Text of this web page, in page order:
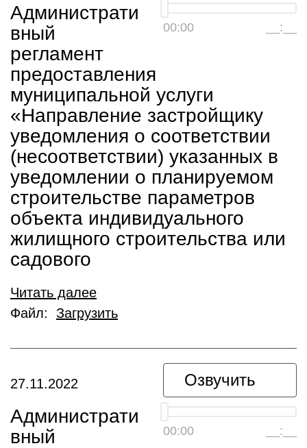
00:00 __:__
Администрати
вный
регламент
предоставления
муниципальной услуги
«Направление застройщику
уведомления о соответствии
(несоответствии) указанных в
уведомлении о планируемом
строительстве параметров
объекта индивидуального
жилищного строительства или
садового
Читать далее
Файл: Загрузить
Озвучить
00:00 __:__
27.11.2022
Администрати
вный